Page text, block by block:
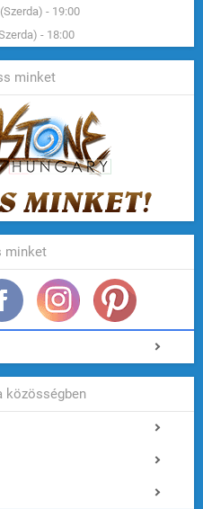
- 19:00
- 18:00
minket
minket
közösségben